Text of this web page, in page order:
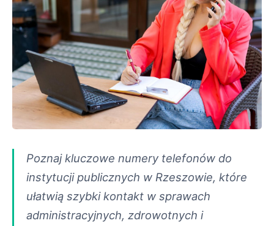
Poznaj kluczowe numery telefonów do
instytucji publicznych w Rzeszowie, które
ułatwią szybki kontakt w sprawach
administracyjnych, zdrowotnych i